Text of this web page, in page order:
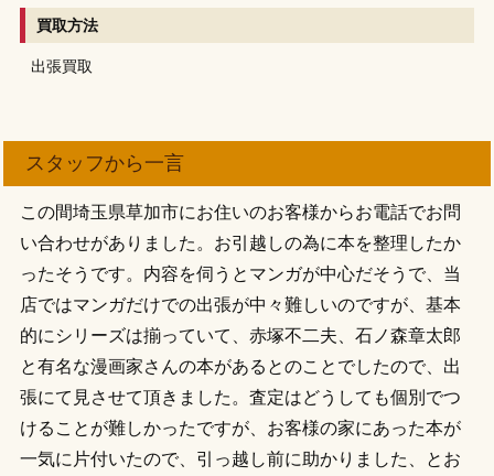
買取方法
出張買取
スタッフから一言
この間埼玉県草加市にお住いのお客様からお電話でお問
い合わせがありました。お引越しの為に本を整理したか
ったそうです。内容を伺うとマンガが中心だそうで、当
店ではマンガだけでの出張が中々難しいのですが、基本
的にシリーズは揃っていて、赤塚不二夫、石ノ森章太郎
と有名な漫画家さんの本があるとのことでしたので、出
張にて見させて頂きました。査定はどうしても個別でつ
けることが難しかったですが、お客様の家にあった本が
一気に片付いたので、引っ越し前に助かりました、とお